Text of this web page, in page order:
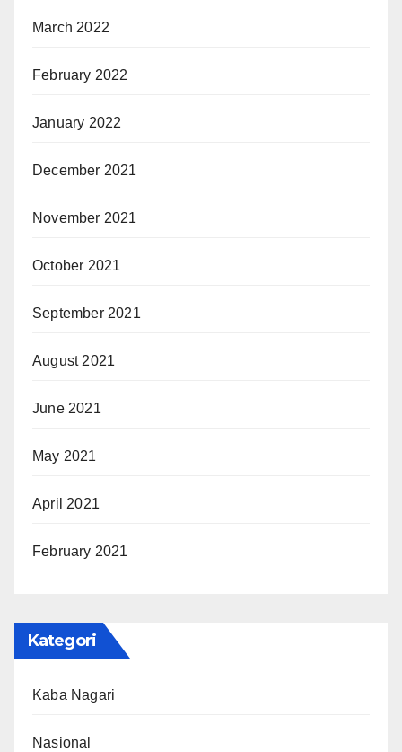
March 2022
February 2022
January 2022
December 2021
November 2021
October 2021
September 2021
August 2021
June 2021
May 2021
April 2021
February 2021
Kategori
Kaba Nagari
Nasional